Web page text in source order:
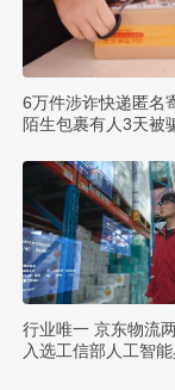
6万件涉诈快递匿名
陌生包裹有人3天被
行业唯一 京东物流
入选工信部人工智